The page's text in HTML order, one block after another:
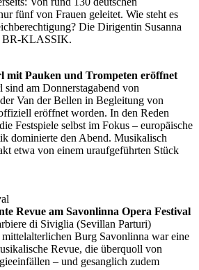
fünf von Frauen geleitet. Wie steht es
Die Dirigentin Susanna
BR-KLASSIK.
mit Pauken und Trompeten eröffnet
am Donnerstagabend von
Van der Bellen in Begleitung von
eröffnet worden. In den Reden
Festspiele selbst im Fokus – europäische
dominierte den Abend. Musikalisch
etwa von einem uraufgeführten Stück
Revue am Savonlinna Opera Festival
di Siviglia (Sevillan Parturi)
Burg Savonlinna war eine
Revue, die überquoll von
– und gesanglich zudem